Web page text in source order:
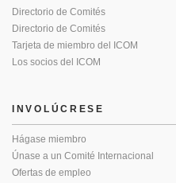
Directorio de Comités
Directorio de Comités
Tarjeta de miembro del ICOM
Los socios del ICOM
INVOLÚCRESE
Hágase miembro
Únase a un Comité Internacional
Ofertas de empleo